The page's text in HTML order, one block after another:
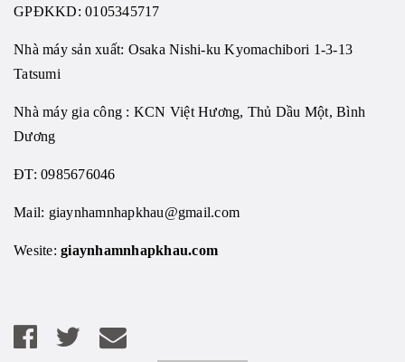
GPĐKKD: 0105345717
Nhà máy sản xuất: Osaka Nishi-ku Kyomachibori 1-3-13
Tatsumi
Nhà máy gia công : KCN Việt Hương, Thủ Dầu Một, Bình
Dương
ĐT: 0985676046
Mail: giaynhamnhapkhau@gmail.com
Wesite: giaynhamnhapkhau.com